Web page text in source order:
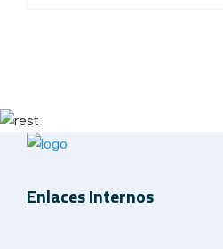
Enlaces Internos